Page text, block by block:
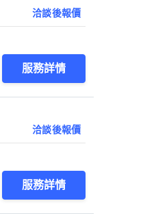
洽談後報價
服務詳情
洽談後報價
服務詳情